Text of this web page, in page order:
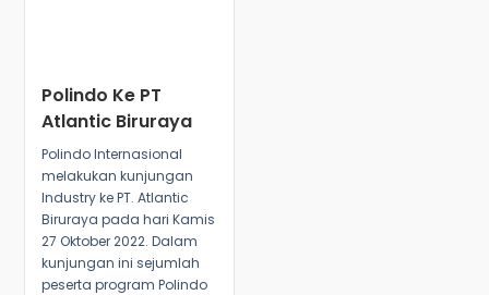
Polindo Ke PT
Atlantic Biruraya
Polindo Internasional
melakukan kunjungan
Industry ke PT. Atlantic
Biruraya pada hari Kamis
27 Oktober 2022. Dalam
kunjungan ini sejumlah
peserta program Polindo